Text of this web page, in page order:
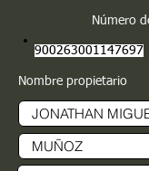
Número
900263001147697
Nombre propietario